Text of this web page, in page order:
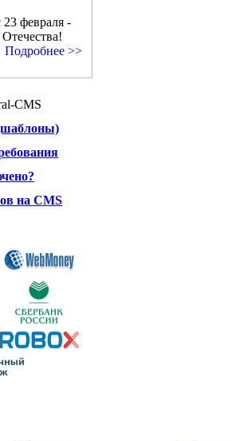
февраля -
Подробнее >>
CMS
на CMS